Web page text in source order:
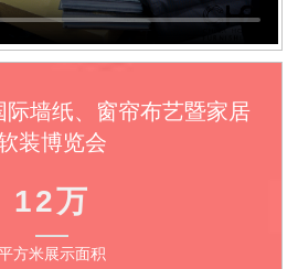
际墙纸、窗帘布艺暨家居
装博览会
12万
方米展示面积